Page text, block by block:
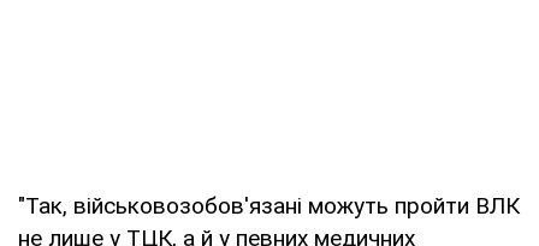
"Так, військовозобов'язані можуть пройти ВЛК
не лише у ТЦК, а й у певних медичних